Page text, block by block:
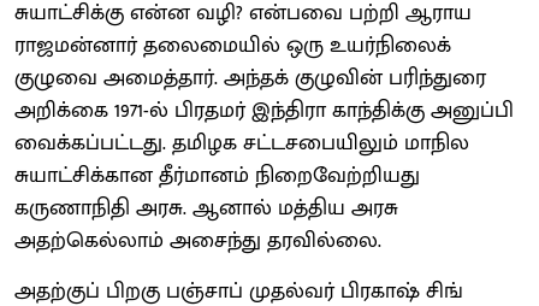
சுயாட்சிக்கு என்ன வழி? என்பவை பற்றி ஆராய
ராஜமன்னார் தலைமையில் ஒரு உயர்நிலைக்
குழுவை அமைத்தார். அந்தக் குழுவின் பரிந்துரை
அறிக்கை 1971-ல் பிரதமர் இந்திரா காந்திக்கு அனுப்பி
வைக்கப்பட்டது. தமிழக சட்டசபையிலும் மாநில
சுயாட்சிக்கான தீர்மானம் நிறைவேற்றியது
கருணாநிதி அரசு. ஆனால் மத்திய அரசு
அதற்கெல்லாம் அசைந்து தரவில்லை.
அதற்குப் பிறகு பஞ்சாப் முதல்வர் பிரகாஷ் சிங்